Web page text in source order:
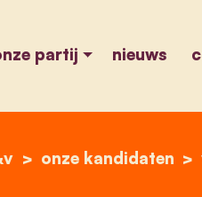
partij nieuws
onze kandidaten